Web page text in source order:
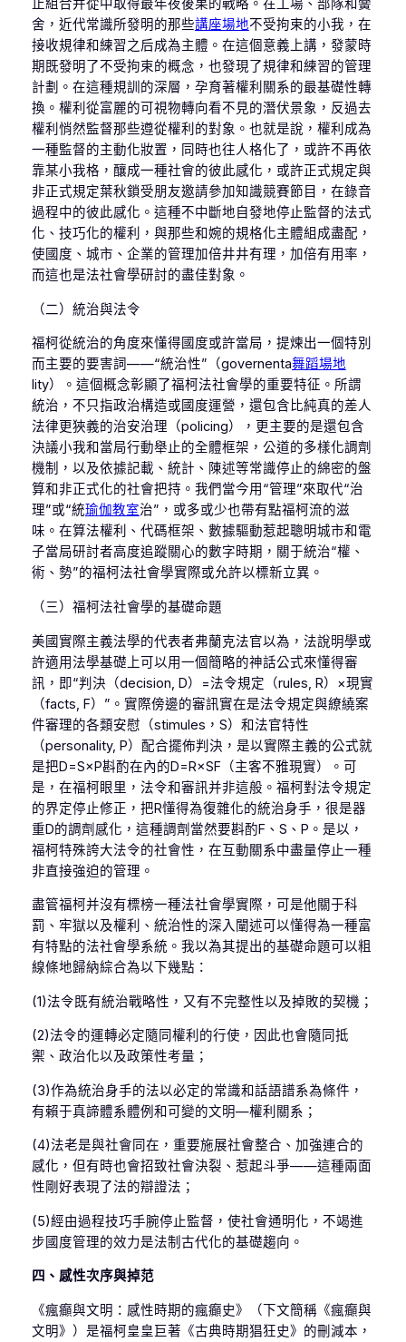
止組合并從中取得最年夜後果的戰略。在工場、部隊和黌
舍，近代常識所發明的那些講座場地不受拘束的小我，在
接收規律和練習之后成為主體。在這個意義上講，發蒙時
期既發明了不受拘束的概念，也發現了規律和練習的管理
計劃。在這種規訓的深層，孕育著權利關系的最基礎性轉
換。權利從富麗的可視物轉向看不見的潛伏景象，反過去
權利悄然監督那些遵從權利的對象。也就是說，權利成為
一種監督的主動化妝置，同時也往人格化了，或許不再依
靠某小我格，釀成一種社會的彼此感化，或許正式規定與
非正式規定葉秋鎖受朋友邀請參加知識競賽節目，在錄音
過程中的彼此感化。這種不中斷地自發地停止監督的法式
化、技巧化的權利，與那些和婉的規格化主體組成盡配，
使國度、城市、企業的管理加倍井井有理，加倍有用率，
而這也是法社會學研討的盡佳對象。
（二）統治與法令
福柯從統治的角度來懂得國度或許當局，提煉出一個特別
而主要的要害詞——“統治性”（governenta舞蹈場地
lity）。這個概念彰顯了福柯法社會學的重要特征。所謂
統治，不只指政治構造或國度運營，還包含比純真的差人
法律更狹義的治安治理（policing），更主要的是還包含
決議小我和當局行動舉止的全體框架，公道的多樣化調劑
機制，以及依據記載、統計、陳述等常識停止的綿密的盤
算和非正式化的社會把持。我們當今用“管理”來取代“治
理”或“統瑜伽教室治”，或多或少也帶有點福柯流的滋
味。在算法權利、代碼框架、數據驅動惹起聰明城市和電
子當局研討者高度追蹤關心的數字時期，關于統治“權、
術、勢”的福柯法社會學實際或允許以標新立異。
（三）福柯法社會學的基礎命題
美國實際主義法學的代表者弗蘭克法官以為，法說明學或
許適用法學基礎上可以用一個簡略的神話公式來懂得審
訊，即“判決（decision, D）=法令規定（rules, R）×現實
（facts, F）”。實際傍邊的審訊實在是法令規定與繚繞案
件審理的各類安慰（stimules，S）和法官特性
（personality, P）配合擺佈判決，是以實際主義的公式就
是把D=S×P斟酌在內的D=R×SF（主客不雅現實）。可
是，在福柯眼里，法令和審訊并非這般。福柯對法令規定
的界定停止修正，把R懂得為復雜化的統治身手，很是器
重D的調劑感化，這種調劑當然要斟酌F、S、P。是以，
福柯特殊誇大法令的社會性，在互動關系中盡量停止一種
非直接強迫的管理。
盡管福柯并沒有標榜一種法社會學實際，可是他關于科
罰、牢獄以及權利、統治性的深入闡述可以懂得為一種富
有特點的法社會學系統。我以為其提出的基礎命題可以粗
線條地歸納綜合為以下幾點：
(1)法令既有統治戰略性，又有不完整性以及掉敗的契機；
(2)法令的運轉必定隨同權利的行使，因此也會隨同抵
禦、政治化以及政策性考量；
(3)作為統治身手的法以必定的常識和話語譜系為條件，
有賴于真諦體系體例和可變的文明—權利關系；
(4)法老是與社會同在，重要施展社會整合、加強連合的
感化，但有時也會招致社會決裂、惹起斗爭——這種兩面
性剛好表現了法的辯證法；
(5)經由過程技巧手腕停止監督，使社會通明化，不竭進
步國度管理的效力是法制古代化的基礎趨向。
四、感性次序與掉范
《瘋癲與文明：感性時期的瘋癲史》（下文簡稱《瘋癲與
文明》）是福柯皇皇巨著《古典時期猖狂史》的刪減本，